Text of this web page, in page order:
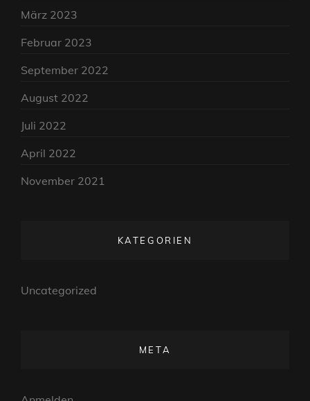
März 2023
Februar 2023
September 2022
August 2022
Juli 2022
April 2022
November 2021
KATEGORIEN
Uncategorized
META